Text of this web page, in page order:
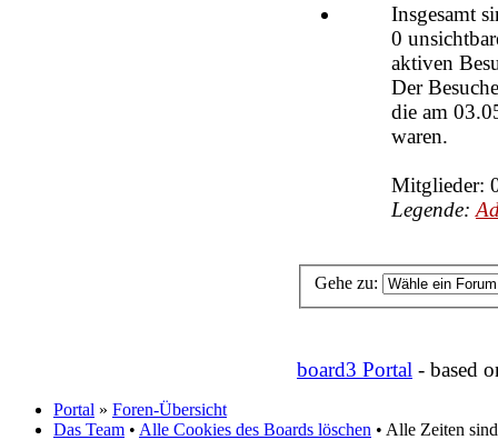
Insgesamt
0
aktiven
Der
die am
waren.
Mitglieder:
Legende:
Gehe zu:
board3 Portal - based
Portal » Foren-Übersicht
Das Team • Alle Cookies des Boards löschen • Alle Zeiten